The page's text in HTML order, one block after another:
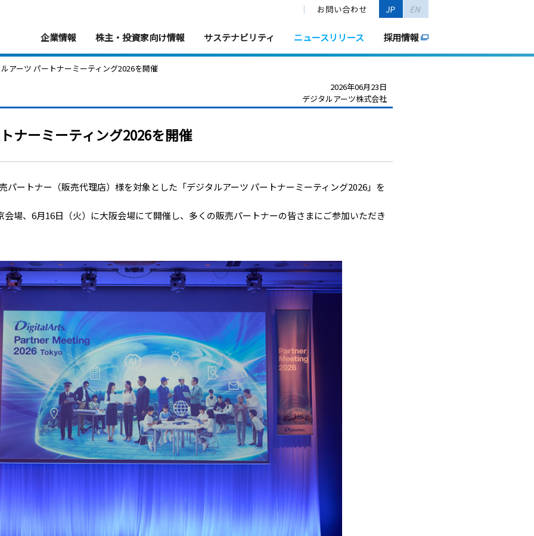
お問い合わせ JP EN
企業情報 株主・投資家向け情報 サステナビリティ ニュースリリース 採用情報
ルアーツ パートナーミーティング2026を開催
2026年06月23日
デジタルアーツ株式会社
ナーミーティング2026を開催
パートナー（販売代理店）様を対象とした「デジタルアーツ パートナーミーティング2026」を
場、6月16日（火）に大阪会場にて開催し、多くの販売パートナーの皆さまにご参加いただき